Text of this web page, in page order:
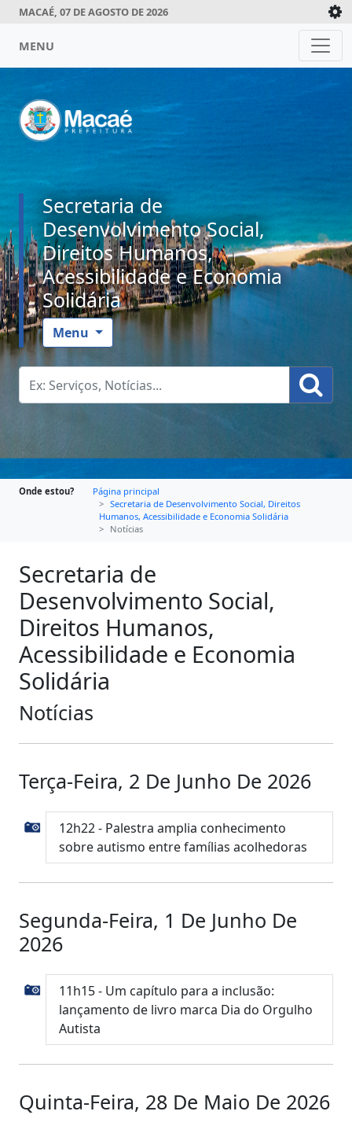
MACAÉ, 07 DE AGOSTO DE 2026
MENU
Secretaria de
Desenvolvimento Social,
Direitos Humanos,
Acessibilidade e Economia
Solidária
Menu
Onde estou?
Página principal
Secretaria de Desenvolvimento Social, Direitos
Humanos, Acessibilidade e Economia Solidária
Notícias
Secretaria de
Desenvolvimento Social,
Direitos Humanos,
Acessibilidade e Economia
Solidária
Notícias
Terça-Feira, 2 De Junho De 2026
12h22 - Palestra amplia conhecimento
sobre autismo entre famílias acolhedoras
Segunda-Feira, 1 De Junho De
2026
11h15 - Um capítulo para a inclusão:
lançamento de livro marca Dia do Orgulho
Autista
Quinta-Feira, 28 De Maio De 2026